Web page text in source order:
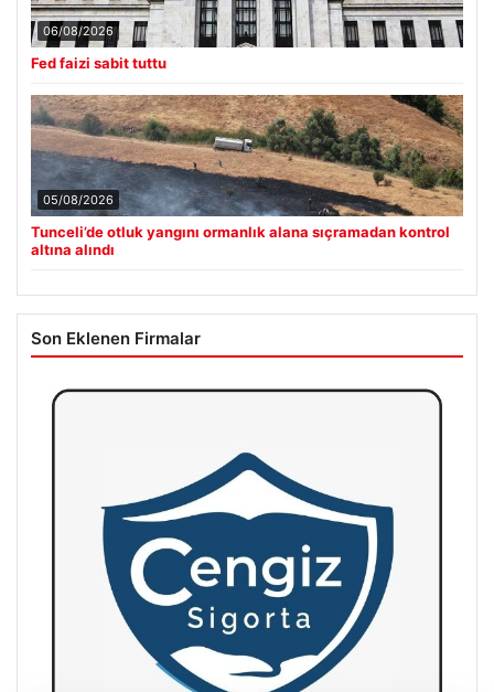
06/08/2026
Fed faizi sabit tuttu
05/08/2026
Tunceli’de otluk yangını ormanlık alana sıçramadan kontrol
altına alındı
Son Eklenen Firmalar